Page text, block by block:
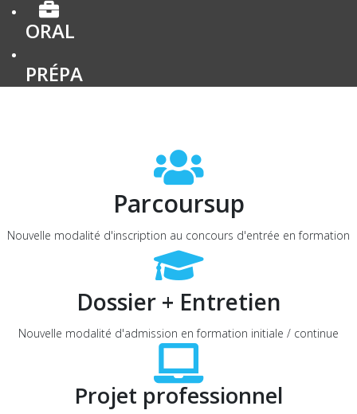
ORAL
PRÉPA
Parcoursup
Nouvelle modalité d'inscription au concours d'entrée en formation
Dossier + Entretien
Nouvelle modalité d'admission en formation initiale / continue
Projet professionnel